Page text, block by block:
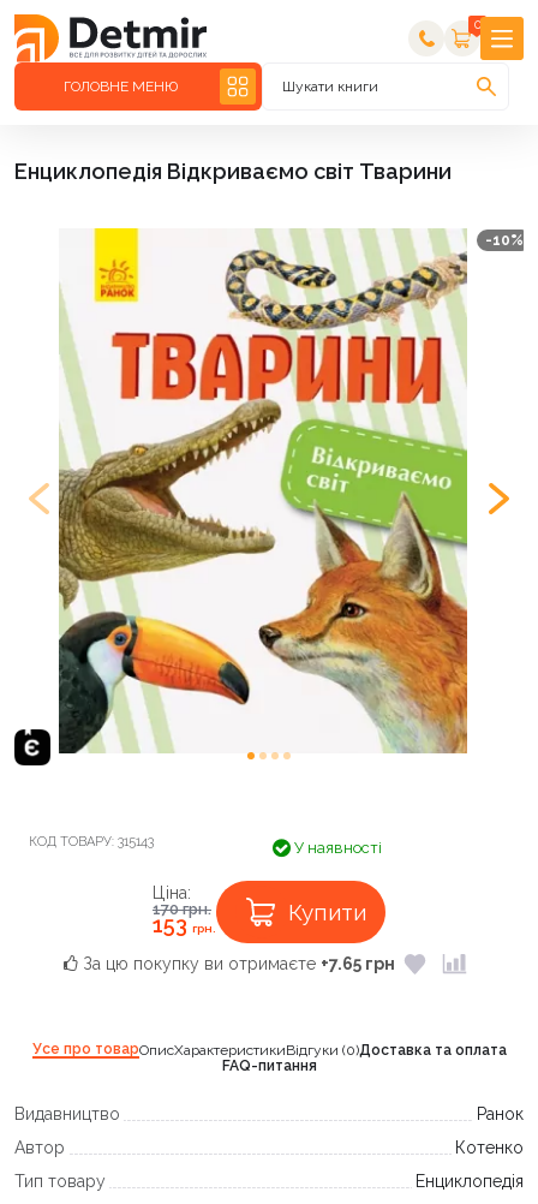
0
ГОЛОВНЕ МЕНЮ Шукати книги
Енциклопедія Відкриваємо світ Тварини
-10%
КОД ТОВАРУ: 315143 У наявності
Ціна:
170грн.
153грн.
Купити
За цю покупку ви отримаєте +7.65 грн
Усе про товарОписХарактеристикиВідгуки (0)Доставка та оплата
FAQ-питання
Видавництво
Ранок
Автор
Котенко
Тип товару
Енциклопедія